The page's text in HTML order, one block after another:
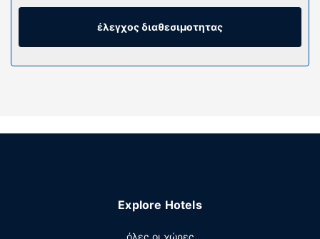
Μην παραλείψετε να δοκιμάσετε τις ψυχαγωγικές
δραστηριότητες που προσφέρονται, όπως εσωτερική
όλο το 24ωρο και ένα ασανσέρ. Στους χώρους μας θα
έλεγχος διαθεσιμοτητας
Explore Hotels
όλες οι χώρες